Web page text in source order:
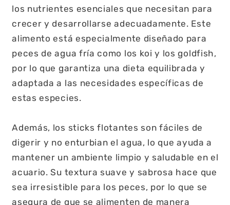
los nutrientes esenciales que necesitan para
crecer y desarrollarse adecuadamente. Este
alimento está especialmente diseñado para
peces de agua fría como los koi y los goldfish,
por lo que garantiza una dieta equilibrada y
adaptada a las necesidades específicas de
estas especies.
Además, los sticks flotantes son fáciles de
digerir y no enturbian el agua, lo que ayuda a
mantener un ambiente limpio y saludable en el
acuario. Su textura suave y sabrosa hace que
sea irresistible para los peces, por lo que se
asegura de que se alimenten de manera